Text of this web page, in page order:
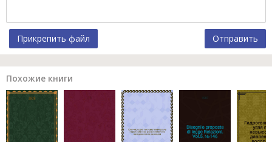
Прикрепить файл Отправить
Похожие книги